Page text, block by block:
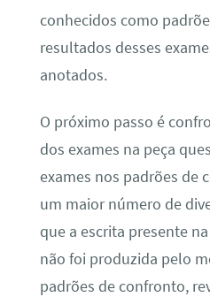
conhecidos como
resultados desses
anotados.
O próximo passo é
dos exames na peça
exames nos padrões de
um maior número de
que a escrita presente
não foi produzida pelo
padrões de confronto,